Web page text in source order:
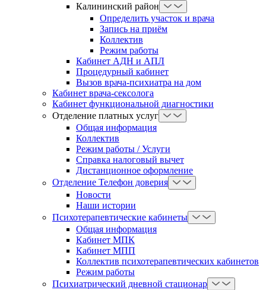
Калининский район
Определить участок и врача
Запись на приём
Коллектив
Режим работы
Кабинет АДН и АПЛ
Процедурный кабинет
Вызов врача-психиатра на дом
Кабинет врача-сексолога
Кабинет функциональной диагностики
Отделение платных услуг
Общая информация
Коллектив
Режим работы / Услуги
Справка налоговый вычет
Дистанционное оформление
Отделение Телефон доверия
Новости
Наши истории
Психотерапевтические кабинеты
Общая информация
Кабинет МПК
Кабинет МПП
Коллектив психотерапевтических кабинетов
Режим работы
Психиатрический дневной стационар